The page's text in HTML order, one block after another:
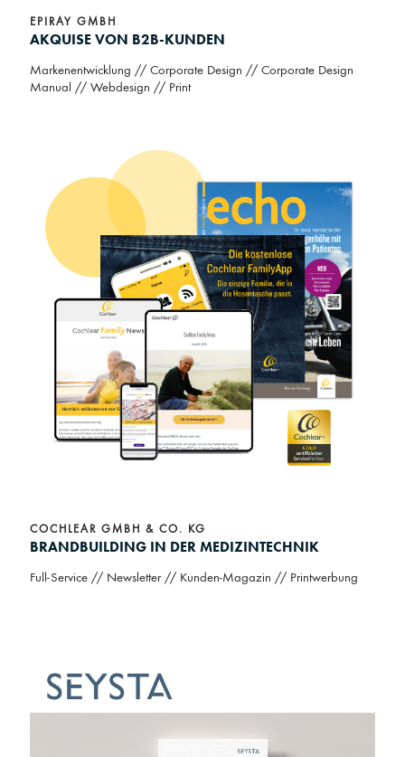
EPIRAY GMBH
AKQUISE VON B2B-KUNDEN
Markenentwicklung // Corporate Design // Corporate Design
Manual // Webdesign // Print
COCHLEAR GMBH & CO. KG
BRANDBUILDING IN DER MEDIZINTECHNIK
Full-Service // Newsletter // Kunden-Magazin // Printwerbung